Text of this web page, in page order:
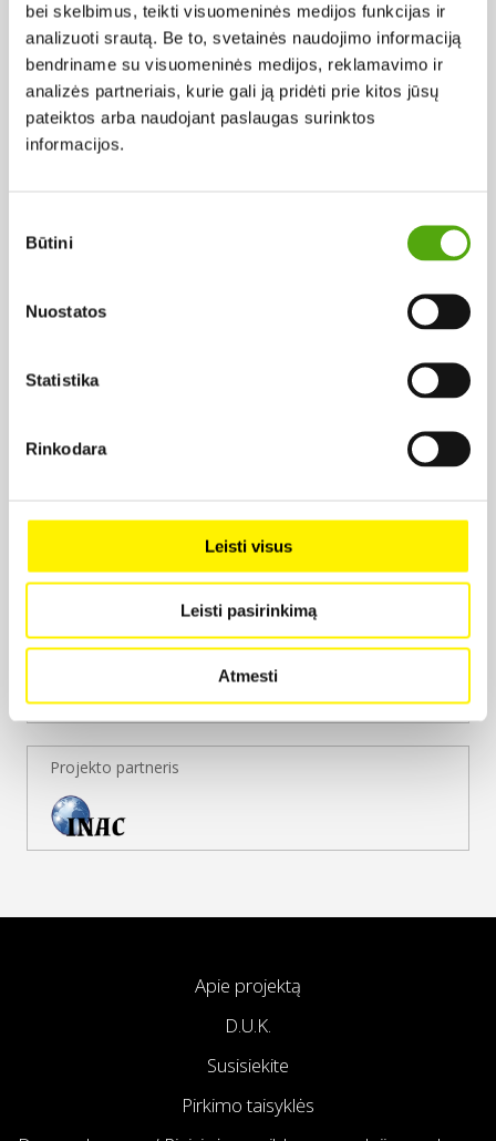
bei skelbimus, teikti visuomeninės medijos funkcijas ir
analizuoti srautą. Be to, svetainės naudojimo informaciją
bendriname su visuomeninės medijos, reklamavimo ir
analizės partneriais, kurie gali ją pridėti prie kitos jūsų
pateiktos arba naudojant paslaugas surinktos
informacijos.
pasirinkimas
Būtini
Nuostatos
Statistika
Rinkodara
Leisti visus
Leisti pasirinkimą
Atmesti
Mergina ir voras
Projekto partneris
Projekto partneris
Projekto partneris
Apie projektą
D.U.K.
Susisiekite
Pirkimo taisyklės